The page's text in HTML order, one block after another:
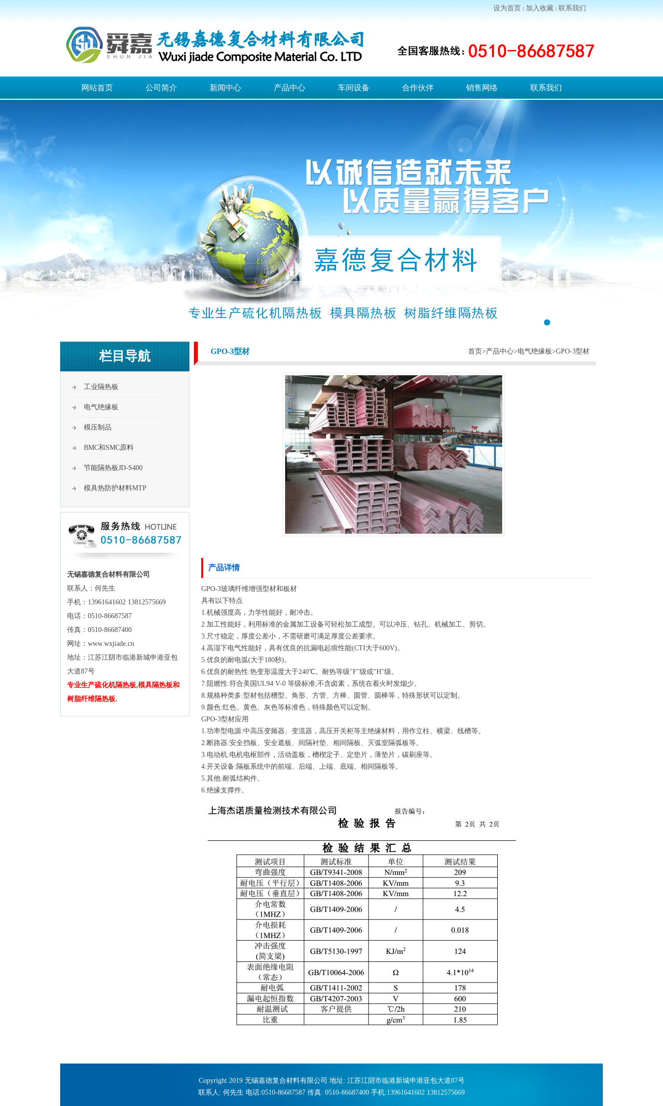
设为首页 加入收藏 联系我们
网站首页 公司简介 新闻中心 产品中心 车间设备 合作伙伴 销售网络 联系我们
栏目导航
工业隔热板
电气绝缘板
模压制品
BMC和SMC原料
节能隔热板JD-S400
模具热防护材料MTP
无锡嘉德复合材料有限公司
联系人：何先生
手机：13961641602 13812575669
电话：0510-86687587
传真：0510-86687400
网址：www.wxjiade.cn
地址：江苏江阴市临港新城申港亚包
大道87号
专业生产硫化机隔热板,模具隔热板和
树脂纤维隔热板.
GPO-3型材 首页>产品中心>电气绝缘板>GPO-3型材
产品详情
GPO-3玻璃纤维增强型材和板材
具有以下特点
1.机械强度高，力学性能好，耐冲击。
2.加工性能好，利用标准的金属加工设备可轻松加工成型。可以冲压、钻孔、机械加工、剪切。
3.尺寸稳定，厚度公差小，不需研磨可满足厚度公差要求。
4.高湿下电气性能好，具有优良的抗漏电起痕性能(CTI大于600V)。
5.优良的耐电弧(大于180秒)。
6.优良的耐热性:热变形温度大于240℃。耐热等级"F"级或"H"级。
7.阻燃性:符合美国UL94 V-0 等级标准;不含卤素，系统在着火时发烟少。
8.规格种类多:型材包括槽型、角形、方管、方棒、圆管、圆棒等，特殊形状可以定制。
9.颜色:红色、黄色、灰色等标准色，特殊颜色可以定制。
GPO-3型材应用
1.功率型电源:中高压变频器、变流器，高压开关柜等主绝缘材料，用作立柱、横梁、线槽等。
2.断路器:安全挡板、安全遮板、间隔衬垫、相间隔板、灭弧室隔弧板等。
3.电动机:电机电枢部件，活动盖板，槽楔定子、定垫片，薄垫片，碳刷座等。
4.开关设备:隔板系统中的前端、后端、上端、底端、相间隔板等。
5.其他:耐弧结构件。
6.绝缘支撑件。
Copyright 2019 无锡嘉德复合材料有限公司 地址: 江苏江阴市临港新城申港亚包大道87号
联系人: 何先生 电话:0510-86687587 传真: 0510-86687400 手机:13961641602 13812575669